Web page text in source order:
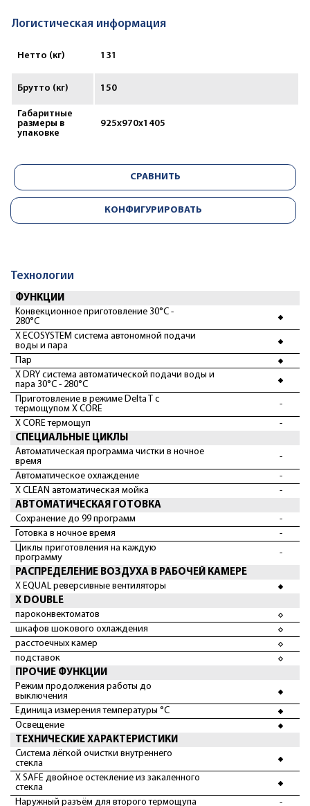
Логистическая информация
Нетто (кг) 131
Брутто (кг) 150
Габаритные
размеры в
упаковке
925x970x1405
СРАВНИТЬ
КОНФИГУРИРОВАТЬ
Технологии
ФУНКЦИИ
Конвекционное приготовление 30°С -
280°С
X ECOSYSTEM система автономной подачи
воды и пара
Пар
X DRY система автоматической подачи воды и
пара 30°С - 280°С
Приготовление в режиме Delta T с
термощупом X CORE
-
X CORE термощуп
-
СПЕЦИАЛЬНЫЕ ЦИКЛЫ
Автоматическая программа чистки в ночное
время
-
Автоматическое охлаждение
-
X CLEAN автоматическая мойка
-
АВТОМАТИЧЕСКАЯ ГОТОВКА
Сохранение до 99 программ
-
Готовка в ночное время
-
Циклы приготовления на каждую
программу
-
РАСПРЕДЕЛЕНИЕ ВОЗДУХА В РАБОЧЕЙ КАМЕРЕ
X EQUAL реверсивные вентиляторы
X DOUBLE
пароконвектоматов
шкафов шокового охлаждения
расстоечных камер
подставок
ПРОЧИЕ ФУНКЦИИ
Режим продолжения работы до
выключения
Единица измерения температуры °C
Освещение
ТЕХНИЧЕСКИЕ ХАРАКТЕРИСТИКИ
Система лёгкой очистки внутреннего
стекла
X SAFE двойное остекление из закаленного
стекла
Наружный разъём для второго термощупа
-